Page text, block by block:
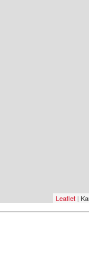
Leaflet |